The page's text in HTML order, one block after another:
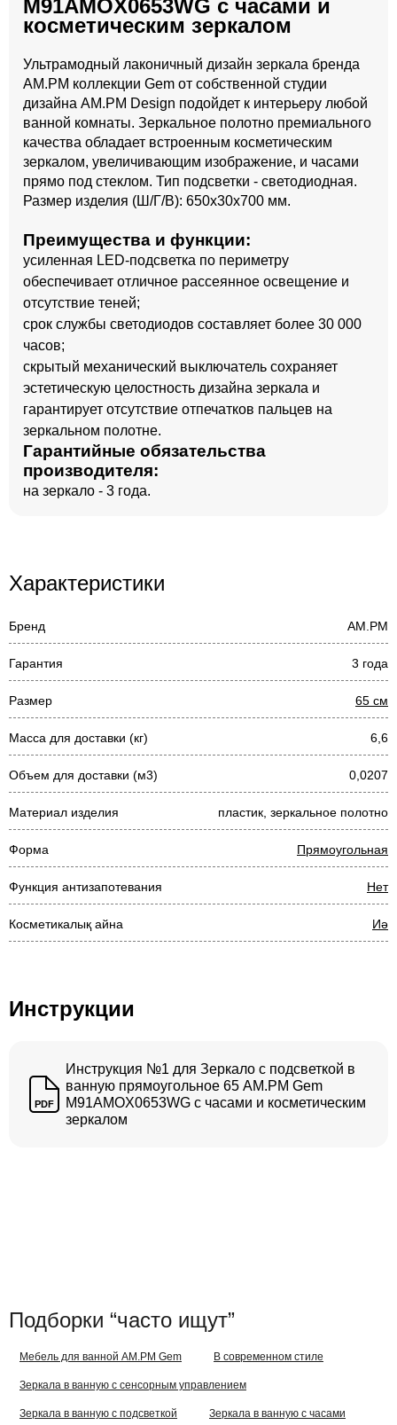
M91AMOX0653WG с часами и
косметическим зеркалом
Ультрамодный лаконичный дизайн зеркала бренда
AM.PM коллекции Gem от собственной студии
дизайна AM.PM Design подойдет к интерьеру любой
ванной комнаты. Зеркальное полотно премиального
качества обладает встроенным косметическим
зеркалом, увеличивающим изображение, и часами
прямо под стеклом. Тип подсветки - светодиодная.
Размер изделия (Ш/Г/В): 650x30x700 мм.
Преимущества и функции:
усиленная LED-подсветка по периметру
обеспечивает отличное рассеянное освещение и
отсутствие теней;
срок службы светодиодов составляет более 30 000
часов;
скрытый механический выключатель сохраняет
эстетическую целостность дизайна зеркала и
гарантирует отсутствие отпечатков пальцев на
зеркальном полотне.
Гарантийные обязательства
производителя:
на зеркало - 3 года.
Характеристики
Бренд AM.PM
Гарантия 3 года
Размер 65 см
Масса для доставки (кг) 6,6
Объем для доставки (м3) 0,0207
Материал изделия пластик, зеркальное полотно
Форма Прямоугольная
Функция антизапотевания Нет
Косметикалық айна Иә
Инструкции
PDF
Инструкция №1 для Зеркало с подсветкой в
ванную прямоугольное 65 AM.PM Gem
M91AMOX0653WG с часами и косметическим
зеркалом
Подборки “часто ищут”
Мебель для ванной AM.PM Gem В современном стиле
Зеркала в ванную с сенсорным управлением
Зеркала в ванную с подсветкой Зеркала в ванную с часами